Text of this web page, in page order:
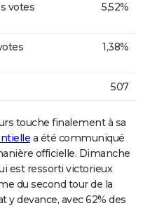
votes
5,52%
1,38%
507
touche finalement à sa
a été communiqué
officielle. Dimanche
est ressorti victorieux
du second tour de la
y devance, avec 62% des